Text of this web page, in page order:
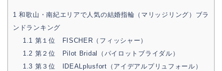
1 和歌山・南紀エリアで人気の結婚指輪（マリッジリング）ブラ
ンドランキング
1.1 第１位 FISCHER（フィッシャー）
1.2 第２位 Pilot Bridal（パイロットブライダル）
1.3 第３位 IDEALplusfort（アイデアルプリュフォール）